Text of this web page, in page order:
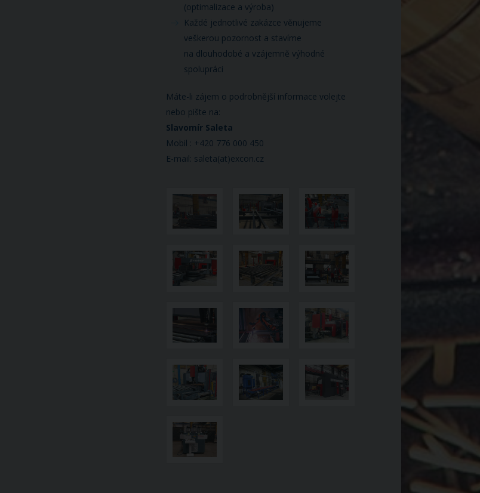
(optimalizace a výroba)
Každé jednotlivé zakázce věnujeme
veškerou pozornost a stavíme
na dlouhodobé a vzájemně výhodné
spolupráci
Máte-li zájem o podrobnější informace volejte
nebo pište na:
Slavomír Saleta
Mobil : +420 776 000 450
E-mail: saleta(at)excon.cz